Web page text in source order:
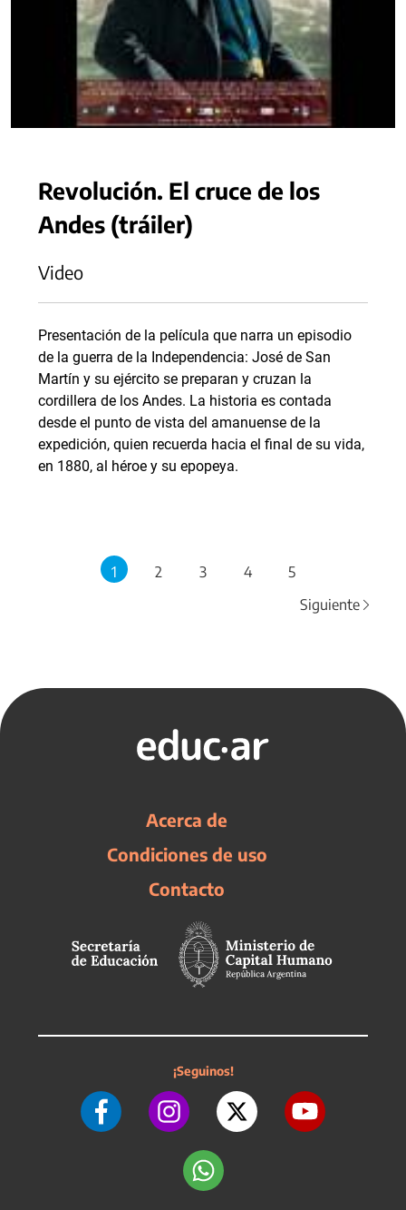
Revolución. El cruce de los
Andes (tráiler)
Video
Presentación de la película que narra un episodio
de la guerra de la Independencia: José de San
Martín y su ejército se preparan y cruzan la
cordillera de los Andes. La historia es contada
desde el punto de vista del amanuense de la
expedición, quien recuerda hacia el final de su vida,
en 1880, al héroe y su epopeya.
1 2 3 4
5
Siguiente
Acerca de
Condiciones de uso
Contacto
¡Seguinos!